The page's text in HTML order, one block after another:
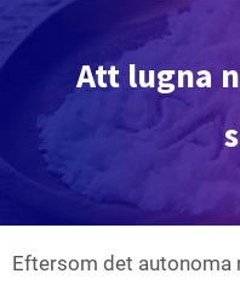
Att lugna
Eftersom det autonoma